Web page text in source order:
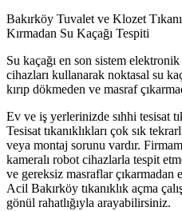
Bakırköy Tuvalet ve Klozet
Kırmadan Su Kaçağı Tespiti
Su kaçağı en son sistem
cihazları kullanarak noktasal su
kırıp dökmeden ve masraf
Ev ve iş yerlerinizde sıhhi tesisat
Tesisat tıkanıklıkları çok sık
veya montaj sorunu vardır.
kameralı robot cihazlarla tespit
ve gereksiz masraflar
Acil Bakırköy tıkanıklık açma
gönül rahatlığıyla arayabilirsiniz.